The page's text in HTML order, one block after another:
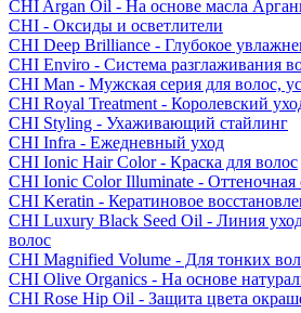
CHI Argan Oil - На основе масла
CHI - Оксиды и осветлители
CHI Deep Brilliance - Глубокое
CHI Enviro - Система разглаживания
CHI Man - Мужская серия для волос,
CHI Royal Treatment - Королевский
CHI Styling - Ухаживающий стайлинг
CHI Infra - Ежедневный уход
CHI Ionic Hair Color - Краска для волос
CHI Ionic Color Illuminate - Оттеночная
CHI Keratin - Кератиновое
CHI Luxury Black Seed Oil - Линия
волос
CHI Magnified Volume - Для тонких
CHI Olive Organics - На основе
CHI Rose Hip Oil - Защита цвета